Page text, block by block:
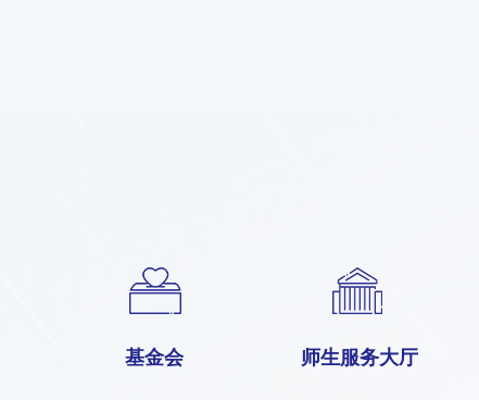
基金会 师生服务大厅